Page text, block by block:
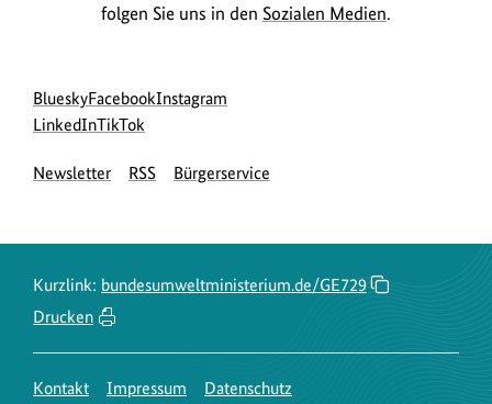
folgen Sie uns in den Sozialen Medien.
Social
Media
Blueskyzur
Bluesky-
des
Facebookzur
des
Instagram
des
LinkedInzur
Seite
zur
Seite
TikTok
Newsletter RSS Bürgerservice
Kurzlink: bundesumweltministerium.de/GE729
Drucken
Kontakt Impressum Datenschutz